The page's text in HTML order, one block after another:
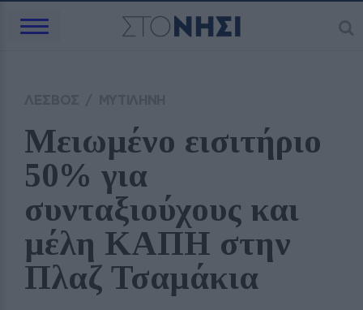
Μειωμένο εισιτήριο
50% για
συνταξιούχους και
μέλη ΚΑΠΗ στην
Πλαζ Τσαμάκια